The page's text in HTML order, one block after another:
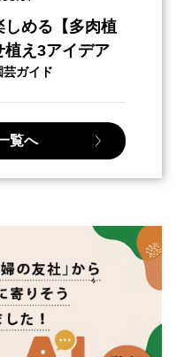
める【多肉植
植え3アイデア
芸ガイド
覧へ